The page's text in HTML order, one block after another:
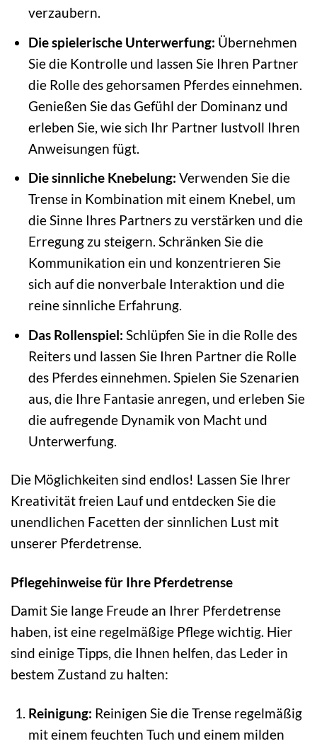
verzaubern.
Die spielerische Unterwerfung: Übernehmen
Sie die Kontrolle und lassen Sie Ihren Partner
die Rolle des gehorsamen Pferdes einnehmen.
Genießen Sie das Gefühl der Dominanz und
erleben Sie, wie sich Ihr Partner lustvoll Ihren
Anweisungen fügt.
Die sinnliche Knebelung: Verwenden Sie die
Trense in Kombination mit einem Knebel, um
die Sinne Ihres Partners zu verstärken und die
Erregung zu steigern. Schränken Sie die
Kommunikation ein und konzentrieren Sie
sich auf die nonverbale Interaktion und die
reine sinnliche Erfahrung.
Das Rollenspiel: Schlüpfen Sie in die Rolle des
Reiters und lassen Sie Ihren Partner die Rolle
des Pferdes einnehmen. Spielen Sie Szenarien
aus, die Ihre Fantasie anregen, und erleben Sie
die aufregende Dynamik von Macht und
Unterwerfung.
Die Möglichkeiten sind endlos! Lassen Sie Ihrer
Kreativität freien Lauf und entdecken Sie die
unendlichen Facetten der sinnlichen Lust mit
unserer Pferdetrense.
Pflegehinweise für Ihre Pferdetrense
Damit Sie lange Freude an Ihrer Pferdetrense
haben, ist eine regelmäßige Pflege wichtig. Hier
sind einige Tipps, die Ihnen helfen, das Leder in
bestem Zustand zu halten:
Reinigung: Reinigen Sie die Trense regelmäßig
mit einem feuchten Tuch und einem milden